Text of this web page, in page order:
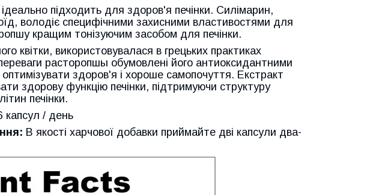
ідеально підходить для здоров'я печінки. Силімарин,
володіє специфічними захисними властивостями для
кращим тонізуючим засобом для печінки.
квітки, використовувалася в грецьких практиках
расторопшы обумовлені його антиоксидантними
здоров'я і хороше самопочуття. Екстракт
здорову функцію печінки, підтримуючи структуру
печінки.
капсул / день
В якості харчової добавки приймайте дві капсули два-